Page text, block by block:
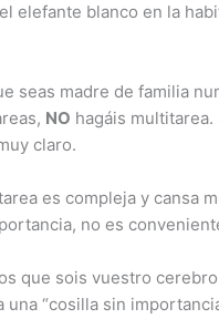
elefante blanco en la
seas madre de familia
NO hagáis
claro.
es compleja y cansa
no es
que sois vuestro
“cosilla sin